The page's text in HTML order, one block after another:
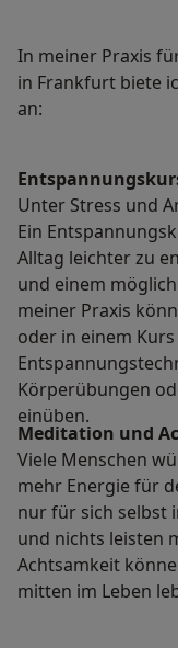
In meiner Praxis
in Frankfurt biete
an:
Unter Stress und
Ein
Alltag leichter zu
und einem
meiner Praxis
oder in einem
Körperübungen
einüben.
Meditation und
Viele Menschen
mehr Energie für
nur für sich selbst
und nichts leisten
Achtsamkeit
mitten im Leben